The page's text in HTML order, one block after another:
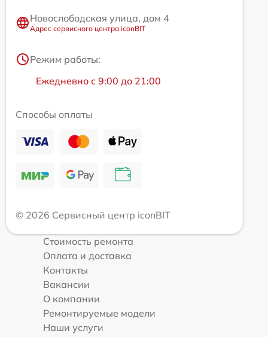
Новослободская улица, дом 4
Адрес сервисного центра iconBIT
Режим работы:
Ежедневно с 9:00 до 21:00
Способы оплаты
© 2026 Сервисный центр iconBIT
Стоимость ремонта
Оплата и доставка
Контакты
Вакансии
О компании
Ремонтируемые модели
Наши услуги